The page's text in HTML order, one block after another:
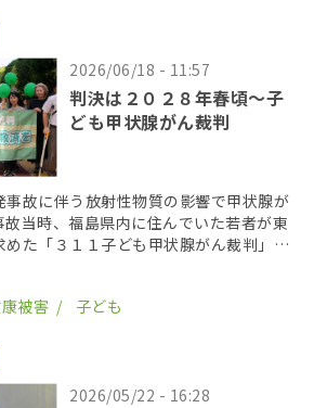
2026/06/18 - 11:57
判決は２０２８年春頃〜子
ども甲状腺がん裁判
故に伴う放射性物質の影響で甲状腺が
当時、福島県内に住んでいた若者が東
た「３１１子ども甲状腺がん裁判」の
２６年６月１７日に開かれた。裁 […]
被害 子ども
2026/05/22 - 16:28